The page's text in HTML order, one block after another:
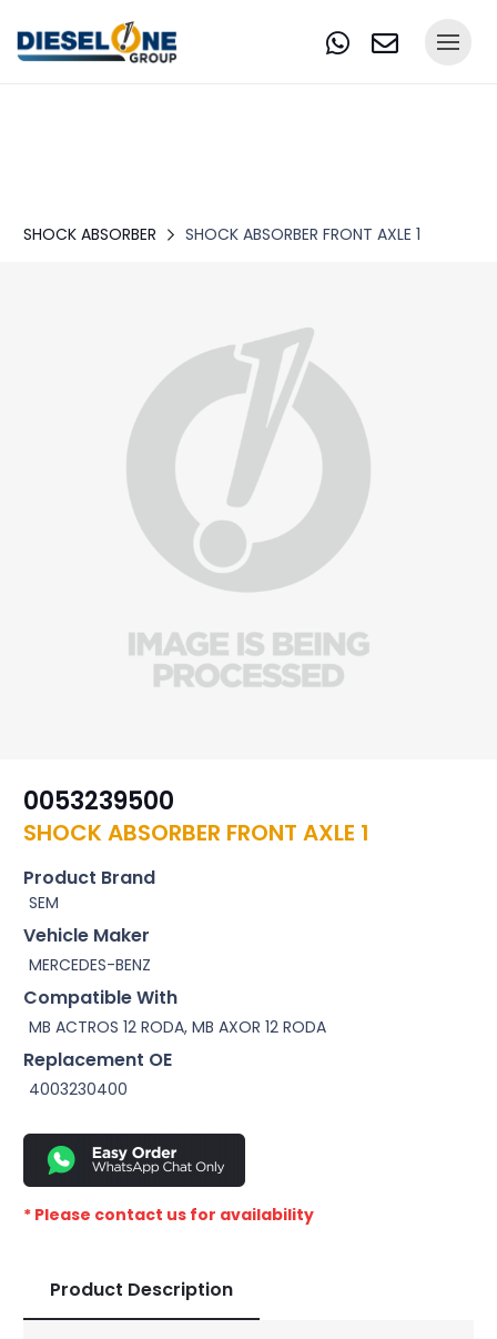
SHOCK ABSORBER SHOCK ABSORBER FRONT AXLE 1
0053239500
SHOCK ABSORBER FRONT AXLE 1
Product Brand
SEM
Vehicle Maker
MERCEDES-BENZ
Compatible With
MB ACTROS 12 RODA, MB AXOR 12 RODA
Replacement OE
4003230400
* Please contact us for availability
Product Description